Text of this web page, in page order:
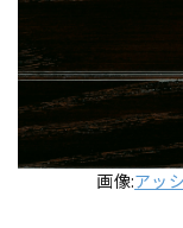
画像:アッ